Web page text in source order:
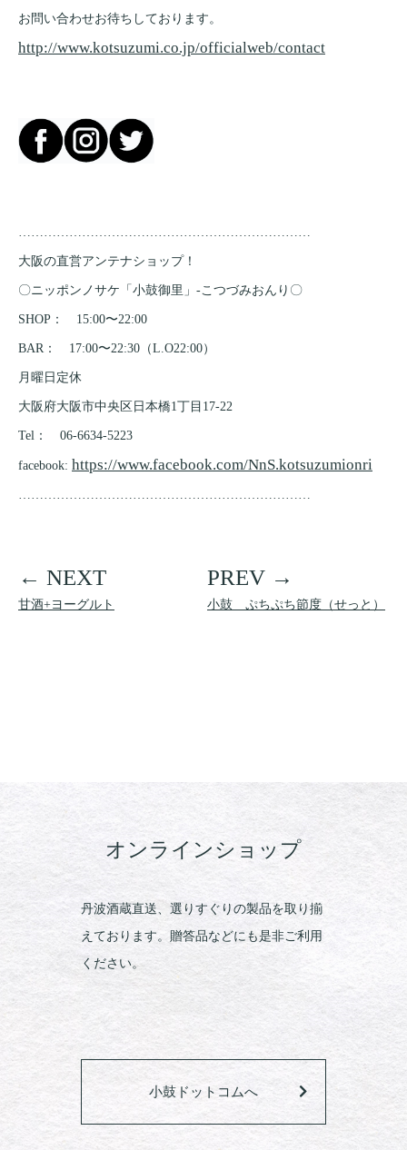
お問い合わせお待ちしております。
http://www.kotsuzumi.co.jp/officialweb/contact
……………………………………………………………
大阪の直営アンテナショップ！
〇ニッポンノサケ「小鼓御里」-こつづみおんり〇
SHOP： 15:00〜22:00
BAR： 17:00〜22:30（L.O22:00）
月曜日定休
大阪府大阪市中央区日本橋1丁目17-22
Tel： 06-6634-5223
facebook: https://www.facebook.com/NnS.kotsuzumionri
……………………………………………………………
甘酒+ヨーグルト 小鼓 ぷちぷち節度（せっと）
オンラインショップ
丹波酒蔵直送、選りすぐりの製品を取り揃
えております。贈答品などにも是非ご利用
ください。
小鼓ドットコムへ